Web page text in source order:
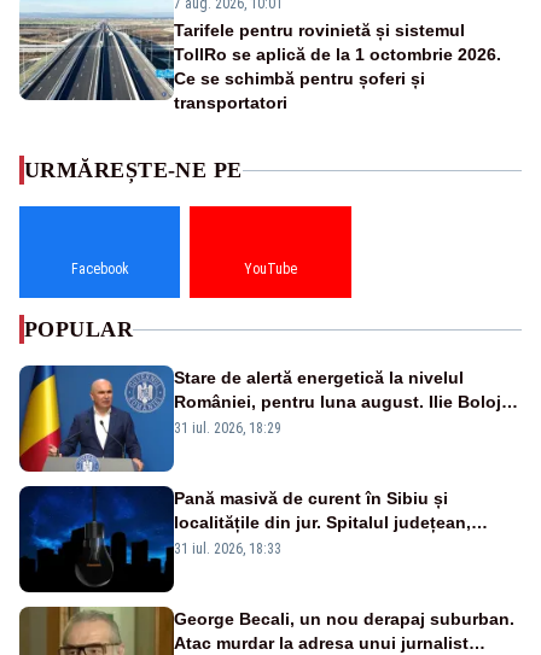
7 aug. 2026, 10:01
Tarifele pentru rovinietă și sistemul
TollRo se aplică de la 1 octombrie 2026.
Ce se schimbă pentru șoferi și
transportatori
URMĂREȘTE-NE PE
Facebook YouTube
POPULAR
Stare de alertă energetică la nivelul
României, pentru luna august. Ilie Bolojan
a anunțat importuri și posibile restricții –
31 iul. 2026, 18:29
Pană masivă de curent în Sibiu și
localitățile din jur. Spitalul județean,
semafoarele, rețelele de telefonie, grav
31 iul. 2026, 18:33
George Becali, un nou derapaj suburban.
Atac murdar la adresa unui jurnalist